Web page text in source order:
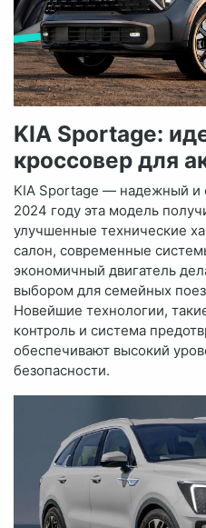
KIA Sportage:
кроссовер для
KIA Sportage — надежный и
2024 году эта модель
улучшенные технические
салон, современные
экономичный двигатель
выбором для семейных
Новейшие технологии,
контроль и система
обеспечивают высокий
безопасности.